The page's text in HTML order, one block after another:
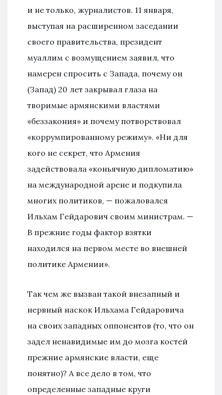
и не только, журналистов. 11 января,
выступая на расширенном заседании
своего правительства, президент
муаллим с возмущением заявил, что
намерен спросить с Запада, почему он
(Запад) 20 лет закрывал глаза на
творимые армянскими властями
«беззакония» и почему потворствовал
«коррумпированному режиму». «Ни для
кого не секрет, что Армения
задействовала «коньячную дипломатию»
на международной арене и подкупила
многих политиков, — пожаловался
Ильхам Гейдарович своим министрам. —
В прежние годы фактор взятки
находился на первом месте во внешней
политике Армении».
Так чем же вызван такой внезапный и
нервный наскок Ильхама Гейдаровича
на своих западных оппонентов (то, что он
задел ненавидимые им до мозга костей
прежние армянские власти, еще
понятно)? А все дело в том, что
определенные западные круги